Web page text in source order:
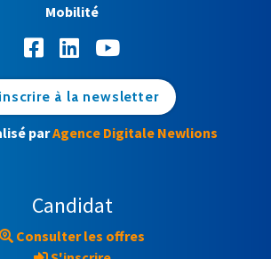
Mobilité
à la newsletter
parAgence Digitale Newlions
Candidat
Consulter les offres